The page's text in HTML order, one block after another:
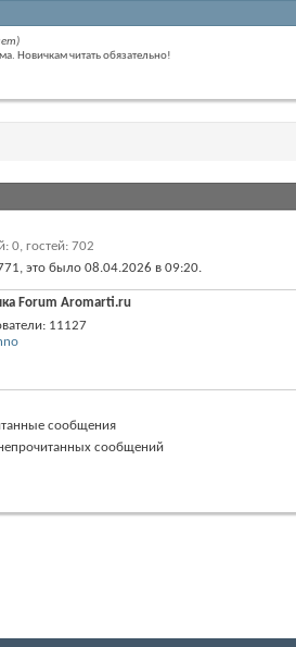
Новичкам читать обязательно!
0, гостей: 702
это было 08.04.2026 в 09:20.
Forum Aromarti.ru
11127
сообщения
сообщений